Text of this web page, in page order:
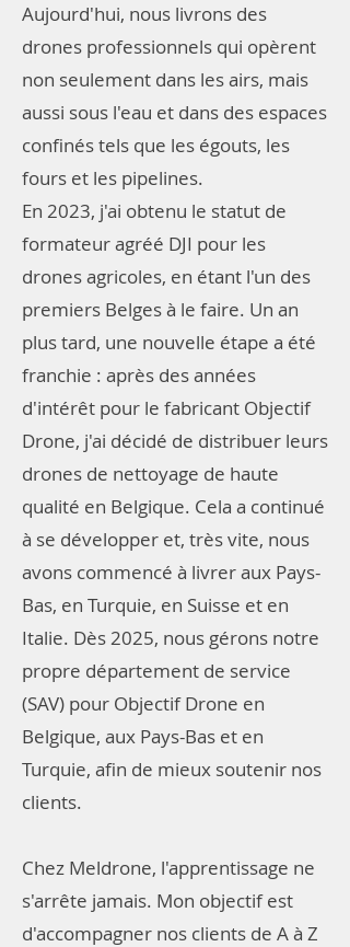
Aujourd'hui, nous livrons des
drones professionnels qui opèrent
non seulement dans les airs, mais
aussi sous l'eau et dans des espaces
confinés tels que les égouts, les
fours et les pipelines.
En 2023, j'ai obtenu le statut de
formateur agréé DJI pour les
drones agricoles, en étant l'un des
premiers Belges à le faire. Un an
plus tard, une nouvelle étape a été
franchie : après des années
d'intérêt pour le fabricant Objectif
Drone, j'ai décidé de distribuer leurs
drones de nettoyage de haute
qualité en Belgique. Cela a continué
à se développer et, très vite, nous
avons commencé à livrer aux Pays-
Bas, en Turquie, en Suisse et en
Italie. Dès 2025, nous gérons notre
propre département de service
(SAV) pour Objectif Drone en
Belgique, aux Pays-Bas et en
Turquie, afin de mieux soutenir nos
clients.
Chez Meldrone, l'apprentissage ne
s'arrête jamais. Mon objectif est
d'accompagner nos clients de A à Z